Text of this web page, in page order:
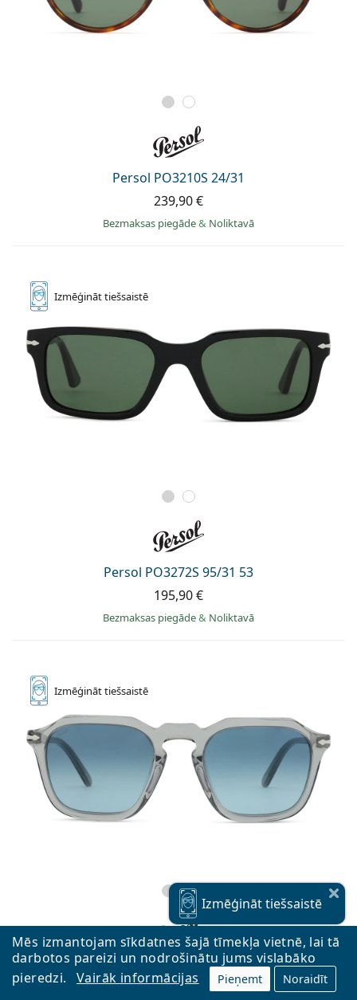
Mēs izmantojam sīkdatnes šajā tīmekļa vietnē, lai tā
darbotos pareizi un nodrošinātu jums vislabāko
pieredzi.
Vairāk informācijas Pieņemt Noraidīt
Persol PO3210S 24/31
239,90 €
Bezmaksas piegāde& Noliktavā
Izmēģināttiešsaistē
Persol PO3272S 95/31 53
195,90 €
Bezmaksas piegāde& Noliktavā
Izmēģināttiešsaistē
Persol PO3292S 309/8Q 50
211,90 €
Izmēģināttiešsaistē